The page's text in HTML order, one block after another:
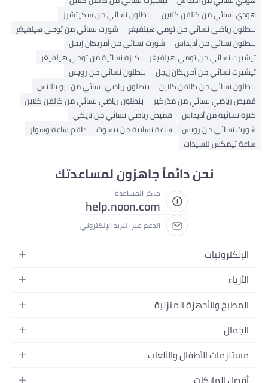
هودي نسائي من كالفن كلاين
بنطلون نسائي من سكيتشرز
بنطلون رياضي نسائي من تومي هيلفيغر
شورت نسائي من تومي هيلفيغر
بنطلون نسائي من أديداس
شورت نسائي من أمريكان إيجل
تيشيرت نسائي من تومي هيلفيغر
كنزة نسائية من تومي هيلفيغر
تيشيرت نسائي من أمريكان إيجل
بنطلون نسائي من رويس
بنطلون نسائي من كالفن كلاين
بنطلون رياضي نسائي من نيو بالانس
قميص رياضي نسائي من مذركير
بنطلون رياضي نسائي من كالفن كلاين
كنزة نسائية من أديداس
قميص رياضي نسائي من نايكي
شورت نسائي من رويس
ساعة نسائية من تيسوت
طقم ساعة وسوار
ساعة تيمكس للسيدات
نحن دائماً جاهزون لمساعدتك
مركز المساعدة
help.noon.com
الدعم عبر البريد الإلكتروني
الإلكترونيات
الجوالات
اللابتوبات
الأجهزة المنزلية
التلفزيونات
السماعات
الأزياء
أزياء نسائية
أزياء البنات
أزياء الأولاد
المطبخ والأجهزة المنزلية
الحمام
المطبخ والسفرة
أدوات وتحسين المنزل
الجمال
العطور
مستلزمات الأطفال والألعاب
الحفاضات